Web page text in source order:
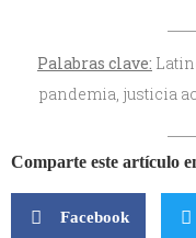
Palabras clave:
pandemia, justicia
Comparte este artículo
Facebook